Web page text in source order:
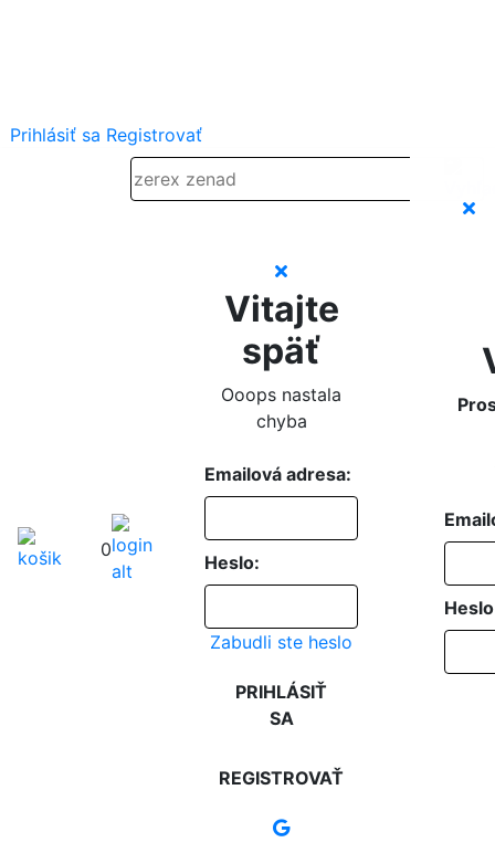
Prihlásiť sa Registrovať
0
Vitajte
späť
Ooops nastala
chyba
Emailová adresa:
Heslo:
Zabudli ste heslo
PRIHLÁSIŤ
SA
REGISTROVAŤ